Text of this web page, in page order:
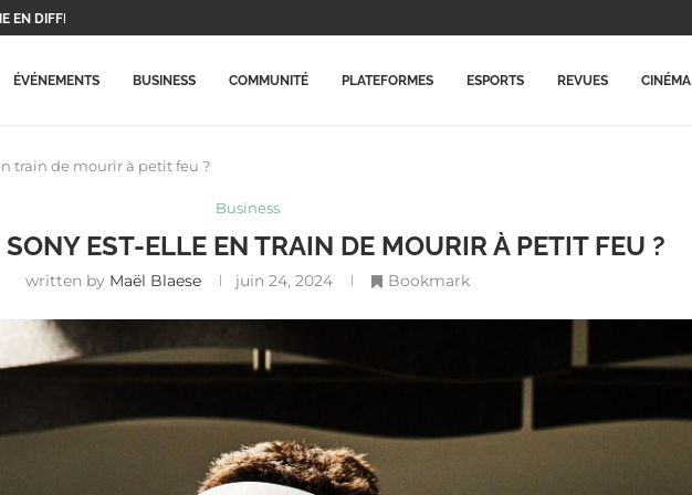
PROTAGONISTES ET...
ÉVÉNEMENTS BUSINESS COMMUNITÉ PLATEFORMES ESPORTS REVUES CINÉMA
train de mourir à petit feu ?
Business
EST-ELLE EN TRAIN DE MOURIR À PETIT FEU ?
written by Maël Blaese juin 24, 2024 Bookmark